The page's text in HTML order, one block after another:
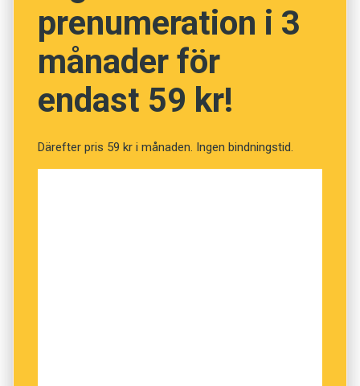
NÄSTA FRÅGA
prenumeration i 3
månader för
endast 59 kr!
Därefter pris 59 kr i månaden. Ingen bindningstid.